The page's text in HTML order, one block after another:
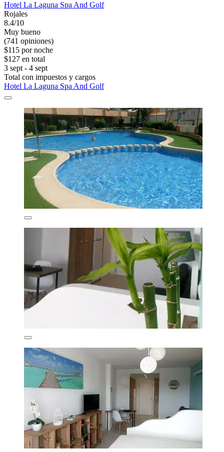
Hotel La Laguna Spa And Golf
Rojales
8.4/10
Muy bueno
(741 opiniones)
$115 por noche
$127 en total
3 sept - 4 sept
Total con impuestos y cargos
Hotel La Laguna Spa And Golf